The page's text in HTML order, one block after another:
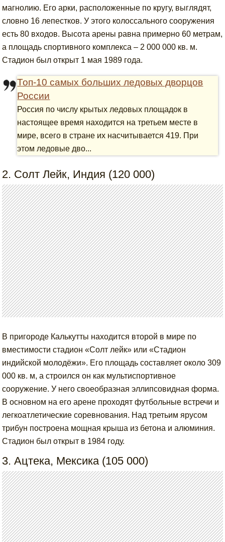
магнолию. Его арки, расположенные по кругу, выглядят,
словно 16 лепестков. У этого колоссального сооружения
есть 80 входов. Высота арены равна примерно 60 метрам,
а площадь спортивного комплекса – 2 000 000 кв. м.
Стадион был открыт 1 мая 1989 года.
Топ-10 самых больших ледовых дворцов
России
Россия по числу крытых ледовых площадок в
настоящее время находится на третьем месте в
мире, всего в стране их насчитывается 419. При
этом ледовые дво...
2. Солт Лейк, Индия (120 000)
В пригороде Калькутты находится второй в мире по
вместимости стадион «Солт лейк» или «Стадион
индийской молодёжи». Его площадь составляет около 309
000 кв. м, а строился он как мультиспортивное
сооружение. У него своеобразная эллипсовидная форма.
В основном на его арене проходят футбольные встречи и
легкоатлетические соревнования. Над третьим ярусом
трибун построена мощная крыша из бетона и алюминия.
Стадион был открыт в 1984 году.
3. Ацтека, Мексика (105 000)